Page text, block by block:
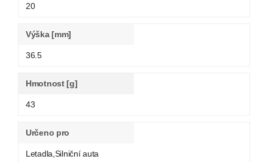
20
Výška [mm]
36.5
Hmotnost [g]
43
Určeno pro
Letadla,Silniční auta